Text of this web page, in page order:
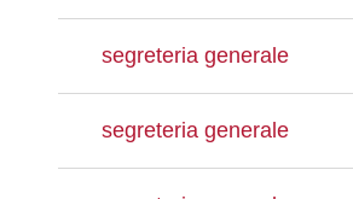
segreteria generale
segreteria generale